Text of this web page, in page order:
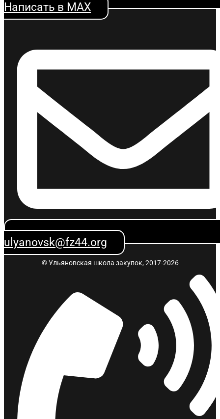
Написать в MAX
ulyanovsk@fz44.org
© Ульяновская школа закупок, 2017-2026